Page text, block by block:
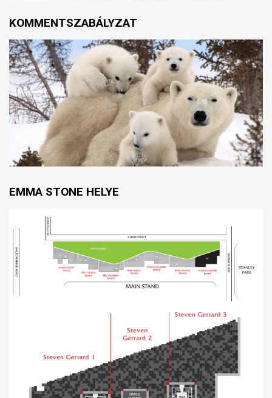
KOMMENTSZABÁLYZAT
EMMA STONE HELYE